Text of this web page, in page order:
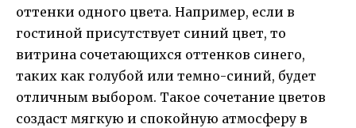
оттенки одного цвета. Например, если в
гостиной присутствует синий цвет, то
витрина сочетающихся оттенков синего,
таких как голубой или темно-синий, будет
отличным выбором. Такое сочетание цветов
создаст мягкую и спокойную атмосферу в